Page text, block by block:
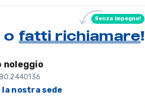
o fatti richiamare!
Senza impegno!
2440136
la nostra sede